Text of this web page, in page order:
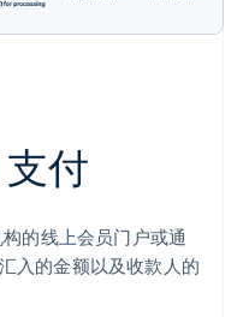
付
的线上会员门户或通
入的金额以及收款人的